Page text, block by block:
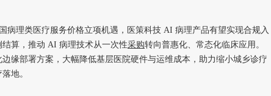
理类医疗服务价格立项机遇，医策科技 AI 病理产品有望实现合规入
结算，推动 AI 病理技术从一次性采购转向普惠化、常态化临床应用。
缘部署方案，大幅降低基层医院硬件与运维成本，助力缩小城乡诊疗
地。